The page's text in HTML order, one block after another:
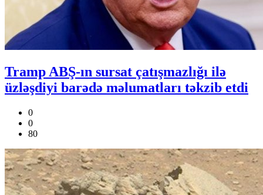
Tramp ABŞ-ın sursat çatışmazlığı ilə
üzləşdiyi barədə məlumatları təkzib etdi
0
0
80